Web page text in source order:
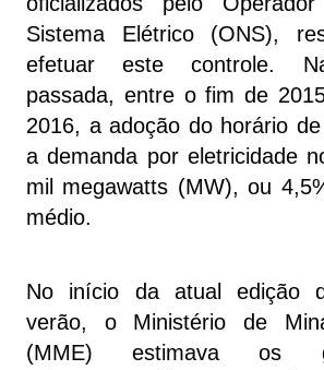
Sistema Elétrico (ONS),
efetuar este controle.
passada, entre o fim de
2016, a adoção do horário
a demanda por eletricidade
mil megawatts (MW), ou
médio.
No início da atual edição
verão, o Ministério de
(MME) estimava os